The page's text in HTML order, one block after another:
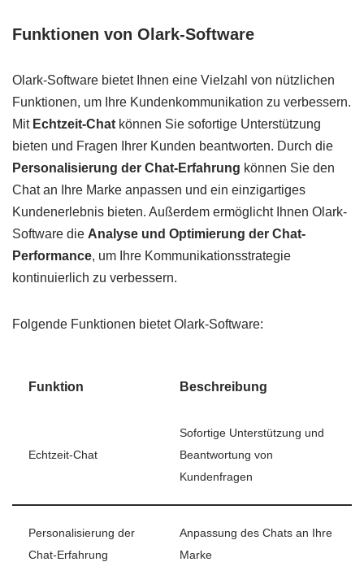
Funktionen von Olark-Software
Olark-Software bietet Ihnen eine Vielzahl von nützlichen
Funktionen, um Ihre Kundenkommunikation zu verbessern.
Mit Echtzeit-Chat können Sie sofortige Unterstützung
bieten und Fragen Ihrer Kunden beantworten. Durch die
Personalisierung der Chat-Erfahrung können Sie den
Chat an Ihre Marke anpassen und ein einzigartiges
Kundenerlebnis bieten. Außerdem ermöglicht Ihnen Olark-
Software die Analyse und Optimierung der Chat-
Performance, um Ihre Kommunikationsstrategie
kontinuierlich zu verbessern.
Folgende Funktionen bietet Olark-Software:
Funktion Beschreibung
Echtzeit-Chat
Sofortige Unterstützung und
Beantwortung von
Kundenfragen
Personalisierung der
Chat-Erfahrung
Anpassung des Chats an Ihre
Marke